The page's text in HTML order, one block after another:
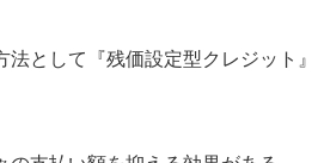
として『残価設定型クレジット』